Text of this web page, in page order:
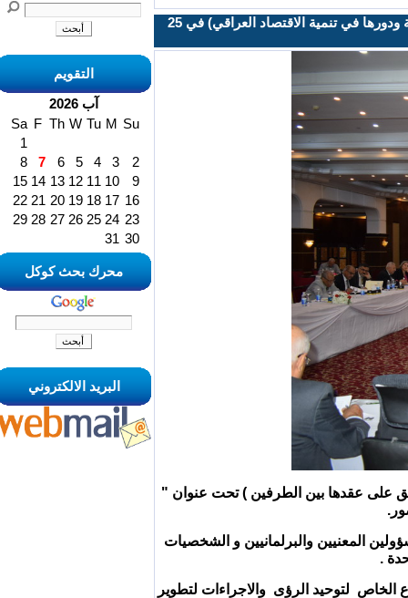
نظم منتدى بغداد الاقتصادي بالمشاركة مع الامانة العامة لمجلس الوزراء ورشته الثانية تحت عنوان (الصناديق السيادية ودورها في تنمية الاقتصاد العراقي) في 25
على عقدها بين الطرفين ) تحت عنوان "
المعنيين والبرلمانيين و الشخصيات
.
الخاص لتوحيد الرؤى والاجراءات لتطوير
التقويم
آب 2026
Su
M
Tu
W
Th
F
Sa
1
2
3
4
5
6
7
8
9
10
11
12
13
14
15
16
17
18
19
20
21
22
23
24
25
26
27
28
29
30
31
محرك بحث كوكل
البريد الالكتروني